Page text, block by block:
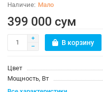
Мало
399 000 сум
В корзину
Цвет
Мощность, Вт